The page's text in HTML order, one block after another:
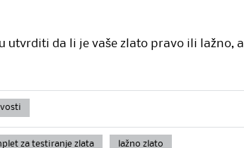
utvrditi da li je vaše zlato pravo ili lažno, a
za testiranje zlata lažno zlato